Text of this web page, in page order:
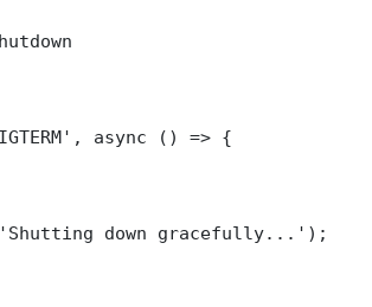
async () => {
down gracefully...');